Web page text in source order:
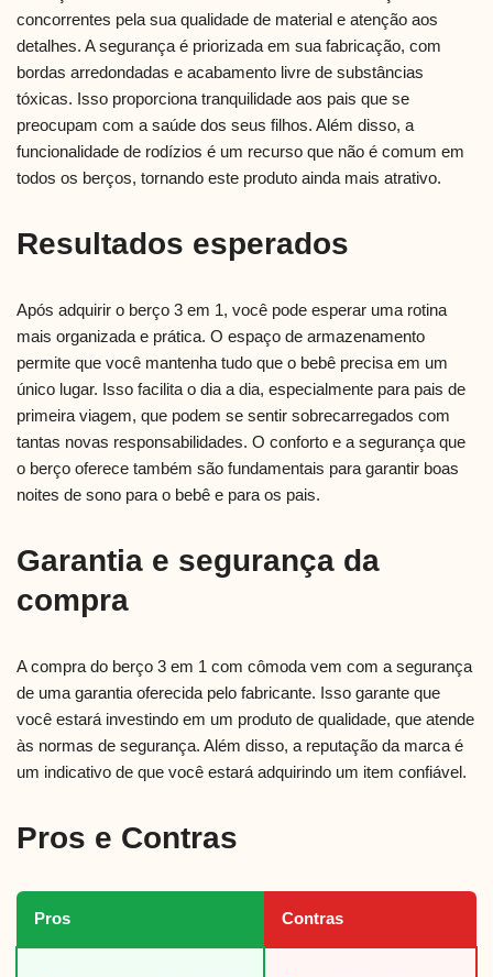
concorrentes pela sua qualidade de material e atenção aos
detalhes. A segurança é priorizada em sua fabricação, com
bordas arredondadas e acabamento livre de substâncias
tóxicas. Isso proporciona tranquilidade aos pais que se
preocupam com a saúde dos seus filhos. Além disso, a
funcionalidade de rodízios é um recurso que não é comum em
todos os berços, tornando este produto ainda mais atrativo.
Resultados esperados
Após adquirir o berço 3 em 1, você pode esperar uma rotina
mais organizada e prática. O espaço de armazenamento
permite que você mantenha tudo que o bebê precisa em um
único lugar. Isso facilita o dia a dia, especialmente para pais de
primeira viagem, que podem se sentir sobrecarregados com
tantas novas responsabilidades. O conforto e a segurança que
o berço oferece também são fundamentais para garantir boas
noites de sono para o bebê e para os pais.
Garantia e segurança da
compra
A compra do berço 3 em 1 com cômoda vem com a segurança
de uma garantia oferecida pelo fabricante. Isso garante que
você estará investindo em um produto de qualidade, que atende
às normas de segurança. Além disso, a reputação da marca é
um indicativo de que você estará adquirindo um item confiável.
Pros e Contras
Pros Contras